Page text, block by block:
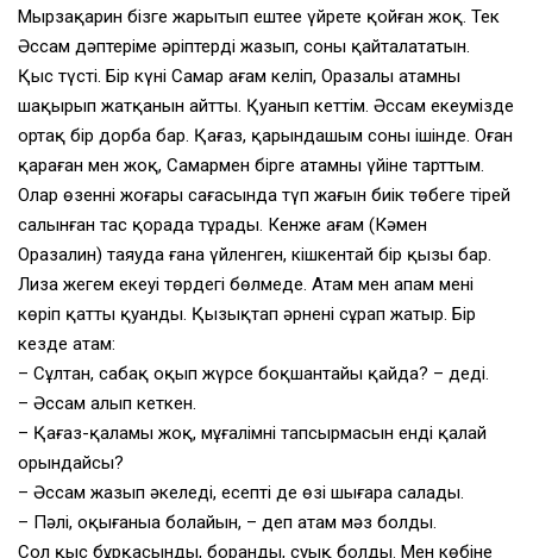
Мырзақарин бізге жарытып ештеңе үйрете қойған жоқ. Тек
Әссам дәптеріме әріптерді жазып, соны қайталататын.
Қыс түсті. Бір күні Самар ағам келіп, Оразалы атамның
шақырып жатқанын айтты. Қуанып кеттім. Әссам екеумізде
ортақ бір дорба бар. Қағаз, қарындашым соның ішінде. Оған
қараған мен жоқ, Самармен бірге атамның үйіне тарттым.
Олар өзеннің жоғары сағасында түп жағын биік төбеге тірей
салынған тас қорада тұрады. Кенже ағам (Кәмен
Оразалин) таяуда ғана үйленген, кішкентай бір қызы бар.
Лиза жеңгем екеуі төрдегі бөлмеде. Атам мен апам мені
көріп қатты қуанды. Қызықтап әрнені сұрап жатыр. Бір
кезде атам:
– Сұлтан, сабақ оқып жүрсең боқшантайың қайда? – деді.
– Әссам алып кеткен.
– Қағаз-қаламың жоқ, мұғалімнің тапсырмасын енді қалай
орындайсың?
– Әссам жазып әкеледі, есепті де өзі шығара салады.
– Пәлі, оқығаныңа болайын, – деп атам мәз болды.
Сол қыс бұрқасынды, боранды, суық болды. Мен көбіне